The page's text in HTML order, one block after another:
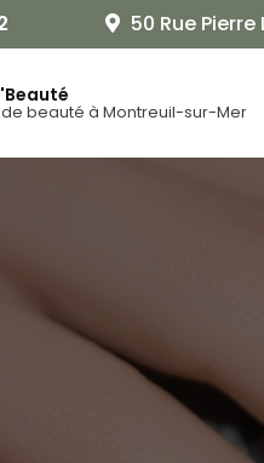
50 Rue
de beauté à Montreuil-sur-Mer